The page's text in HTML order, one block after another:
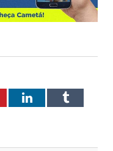
LinkedInTumblr